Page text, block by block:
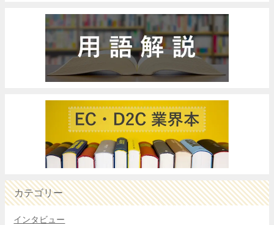
カテゴリー
インタビュー